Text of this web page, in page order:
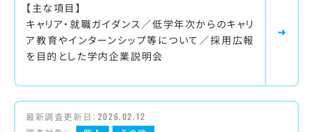
【主な項目】
キャリア・就職ガイダンス／低学年次からのキャリ
ア教育やインターンシップ等について／採用広報
を目的とした学内企業説明会
最新調査更新日： 2026.02.12